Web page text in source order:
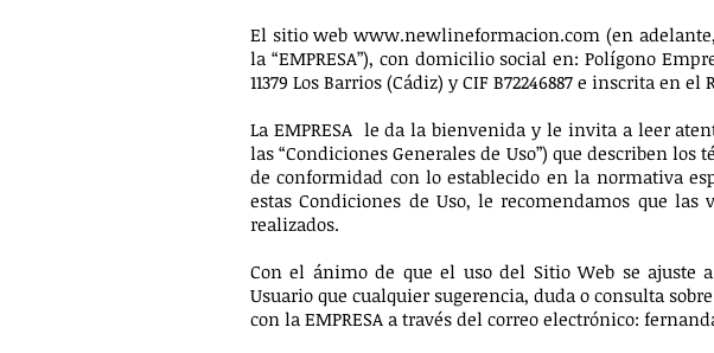
El sitio webwww.newlineformacion.com (en
la “EMPRESA”), con domicilio social en: Polígono
11379 Los Barrios (Cádiz) y CIF B72246887 e inscrita en
La EMPRESA le da la bienvenida y le invita a leer
las “Condiciones Generales de Uso”) que describen
de conformidad con lo establecido en la normativa
estas Condiciones de Uso, le recomendamos que
realizados.
Con el ánimo de que el uso del Sitio Web se ajuste
Usuario que cualquier sugerencia, duda o consulta
con la EMPRESA a través del correo electrónico: